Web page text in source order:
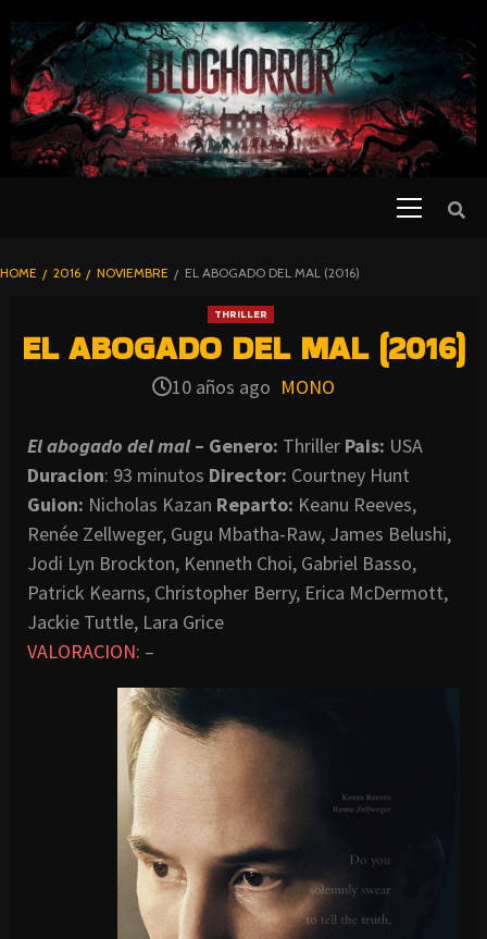
TO
CONTENT
BLOGHORROR
HOME 2016 NOVIEMBRE EL ABOGADO DEL MAL (2016)
THRILLER
EL ABOGADO DEL MAL (2016)
10 años ago MONO
El abogado del mal – Genero: Thriller Pais: USA
Duracion: 93 minutos Director: Courtney Hunt
Guion: Nicholas Kazan Reparto: Keanu Reeves,
Renée Zellweger, Gugu Mbatha-Raw, James Belushi,
Jodi Lyn Brockton, Kenneth Choi, Gabriel Basso,
Patrick Kearns, Christopher Berry, Erica McDermott,
Jackie Tuttle, Lara Grice
VALORACION: –